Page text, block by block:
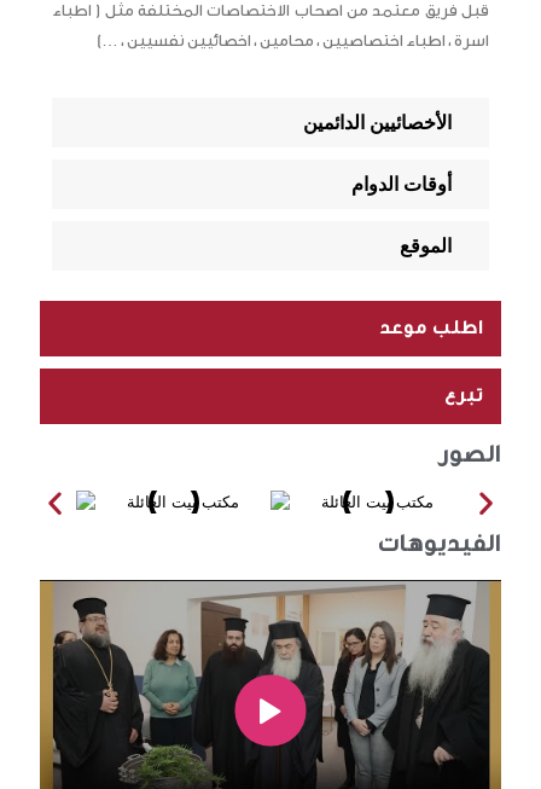
قبل فريق معتمد من اصحاب الاختصاصات المختلفة مثل ( اطباء
اسرة ، اطباء اختصاصيين ، محامين ، اخصائيين نفسيين ، …)
الأخصائيين الدائمين
أوقات الدوام
الموقع
اطلب موعد
تبرع
الصور
الفيديوهات